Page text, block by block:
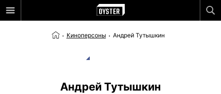
Киноперсоны Андрей Тутышкин
Андрей Тутышкин